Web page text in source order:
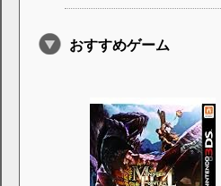
おすすめゲーム